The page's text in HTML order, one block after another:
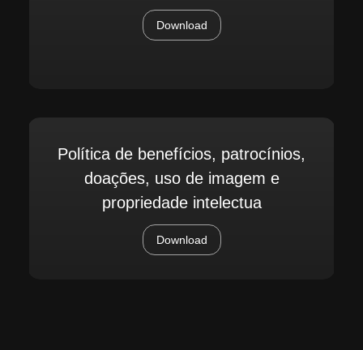
Download
Política de benefícios, patrocínios,
doações, uso de imagem e
propriedade intelectua
Download